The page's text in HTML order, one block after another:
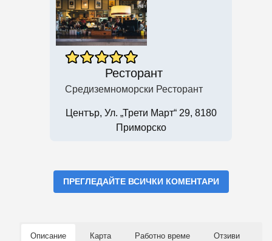
Ресторант
Средиземноморски Ресторант
Център, Ул. „Трети Март“ 29, 8180
Приморско
ПРЕГЛЕДАЙТЕ ВСИЧКИ КОМЕНТАРИ
Описание Карта Работно време Отзиви